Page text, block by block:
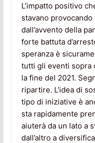
L’impatto positivo
stavano
dall’avvento della
forte battuta
speranza è
tutti gli eventi sopra
la fine del 2021.
ripartire. L’idea di
tipo di iniziative è
sta rapidamente
aiuterà da un lato a
dall’altro a